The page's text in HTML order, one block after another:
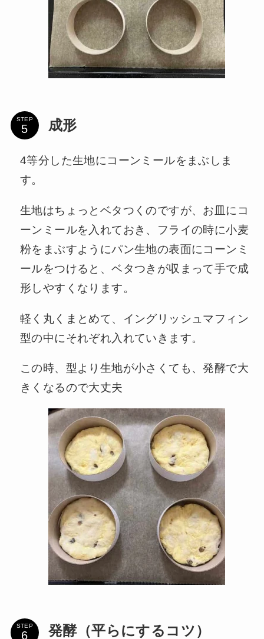
STEP 成形
4等分した生地にコーンミールをまぶしま
す。
生地はちょっとベタつくのですが、お皿にコ
ーンミールを入れておき、フライの時に小麦
粉をまぶすようにパン生地の表面にコーンミ
ールをつけると、ベタつきが収まって手で成
形しやすくなります。
軽く丸くまとめて、イングリッシュマフィン
型の中にそれぞれ入れていきます。
この時、型より生地が小さくても、発酵で大
きくなるので大丈夫
STEP 発酵（平らにするコツ）